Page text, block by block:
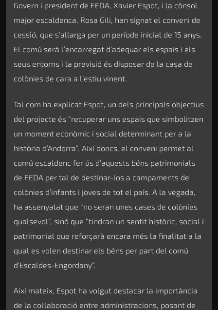
Govern i president de FEDA, Xavier Espot, i la cònsol
major escaldenca, Rosa Gili, han signat el conveni de
cessió, que s’allarga per un període inicial de 15 anys.
El comú serà l’encarregat d’adequar els espais i els
seus entorns i la previsió és disposar de la casa de
colònies de cara a l’estiu vinent.
Tal com ha explicat Espot, un dels principals objectius
del projecte és “recuperar uns espais que simbolitzen
un moment econòmic i social determinant per a la
història d’Andorra”. Així doncs, el conveni permet al
comú escaldenc fer ús d’aquests béns patrimonials
de FEDA per tal de destinar-los a campaments de
colònies d’infants i joves de tot el país. A la vegada,
ha assenyalat que “no seran unes cases de colònies
qualsevol”, sinó que “tindran un sentit històric, social i
patrimonial que reforçarà encara més la finalitat a la
qual es volen destinar els béns per part del comú
d’Escaldes-Engordany”.
Així mateix, Espot ha volgut destacar la importància
de la col·laboració entre administracions, posant de